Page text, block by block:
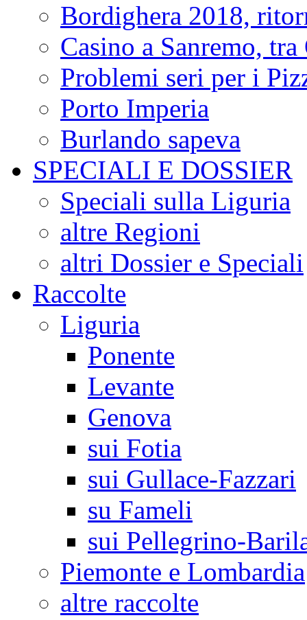
Bordighera 2018,
Casino a Sanremo,
Problemi seri per i
Porto Imperia
Burlando sapeva
SPECIALI E DOSSIER
Speciali sulla Liguria
altre Regioni
altri Dossier e Speciali
Raccolte
Liguria
Ponente
Levante
Genova
sui Fotia
sui Gullace-Fazzari
su Fameli
sui Pellegrino-
Piemonte e Lombardia
altre raccolte